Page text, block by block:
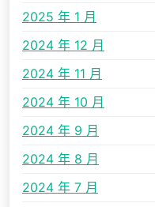
2025 年 1 月
2024 年 12 月
2024 年 11 月
2024 年 10 月
2024 年 9 月
2024 年 8 月
2024 年 7 月